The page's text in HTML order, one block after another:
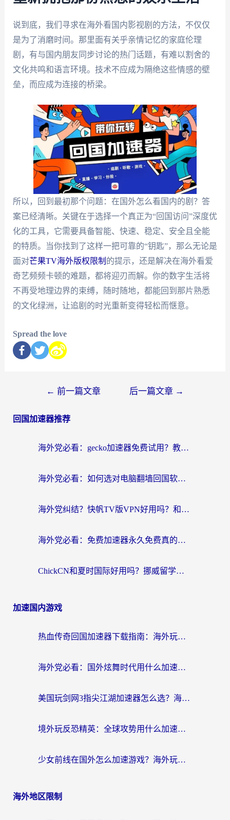
说到底，我们寻求在海外看国内影视剧的方法，不仅仅
是为了消磨时间。那里面有关乎亲情记忆的家庭伦理
剧，有与国内朋友同步讨论的热门话题，有难以割舍的
文化共鸣和语言环境。技术不应成为隔绝这些情感的壁
垒，而应成为连接的桥梁。
所以，回到最初那个问题：在国外怎么看国内的剧？答
案已经清晰。关键在于选择一个真正为“回国访问”深度优
化的工具，它需要具备智能、快速、稳定、安全且全能
的特质。当你找到了这样一把可靠的“钥匙”，那么无论是
面对芒果TV海外版权限制 的提示，还是解决在海外看爱
奇艺频频卡顿的难题，都将迎刃而解。你的数字生活将
不再受地理边界的束缚，随时随地，都能回到那片熟悉
的文化绿洲，让追剧的时光重新变得轻松而惬意。
Spread the love
← 前一篇文章 后一篇文章 →
回国加速器推荐
海外党必看：gecko加速器免费试用？教你选对回国加速器，无缝刷国内剧玩游戏
海外党必看：如何选对电脑翻墙回国软件，轻松解锁国内资源？
海外党纠结？快帆TV版VPN好用吗？和扇贝手游VPN对比哪个回国效果更好？
海外党必看：免费加速器永久免费真的存在吗？教你选对回国加速器无缝刷国内资源
ChickCN和夏时国际好用吗？挪威留学生亲测3款回国加速器，附穿梭和加速喵对比指南
加速国内游戏
热血传奇回国加速器下载指南：海外玩家如何流畅砍怪不卡顿？
海外党必看：国外炫舞时代用什么加速器比较好？解决延迟卡顿的终极方案
美国玩剑网3指尖江湖加速器怎么选？海外党亲测避坑指南
境外玩反恐精英：全球攻势用什么加速器？2026海外玩家亲测实用指南
少女前线在国外怎么加速游戏？海外玩家必看的国服游戏畅玩指南
海外地区限制